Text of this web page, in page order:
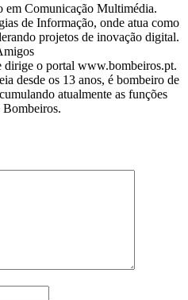
em Comunicação Multimédia.
de Informação, onde atua como
projetos de inovação digital.
o portal www.bombeiros.pt.
desde os 13 anos, é bombeiro de
atualmente as funções
Bombeiros.